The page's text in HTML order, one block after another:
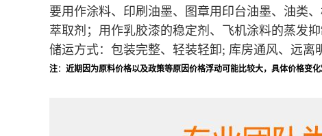
要用作涂料、印刷油墨、图章用印台油墨、油类
萃取剂；用作乳胶漆的稳定剂、飞机涂料的蒸发
储运方式： 包装完整、轻装轻卸; 库房通风、远离
注： 近期因为原料价格以及政策等原因价格浮动可能比较大，具体价格变化